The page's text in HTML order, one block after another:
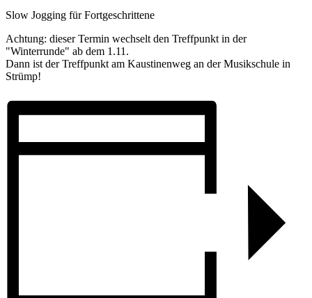
Slow Jogging für Fortgeschrittene
Achtung: dieser Termin wechselt den Treffpunkt in der
"Winterrunde" ab dem 1.11.
Dann ist der Treffpunkt am Kaustinenweg an der Musikschule in
Strümp!